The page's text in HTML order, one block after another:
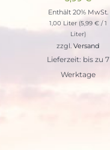
Enthält 20% MwSt.
1,00 Liter (5,99 €/ 1
Liter)
zzgl.Versand
Lieferzeit: bis zu 7
Werktage